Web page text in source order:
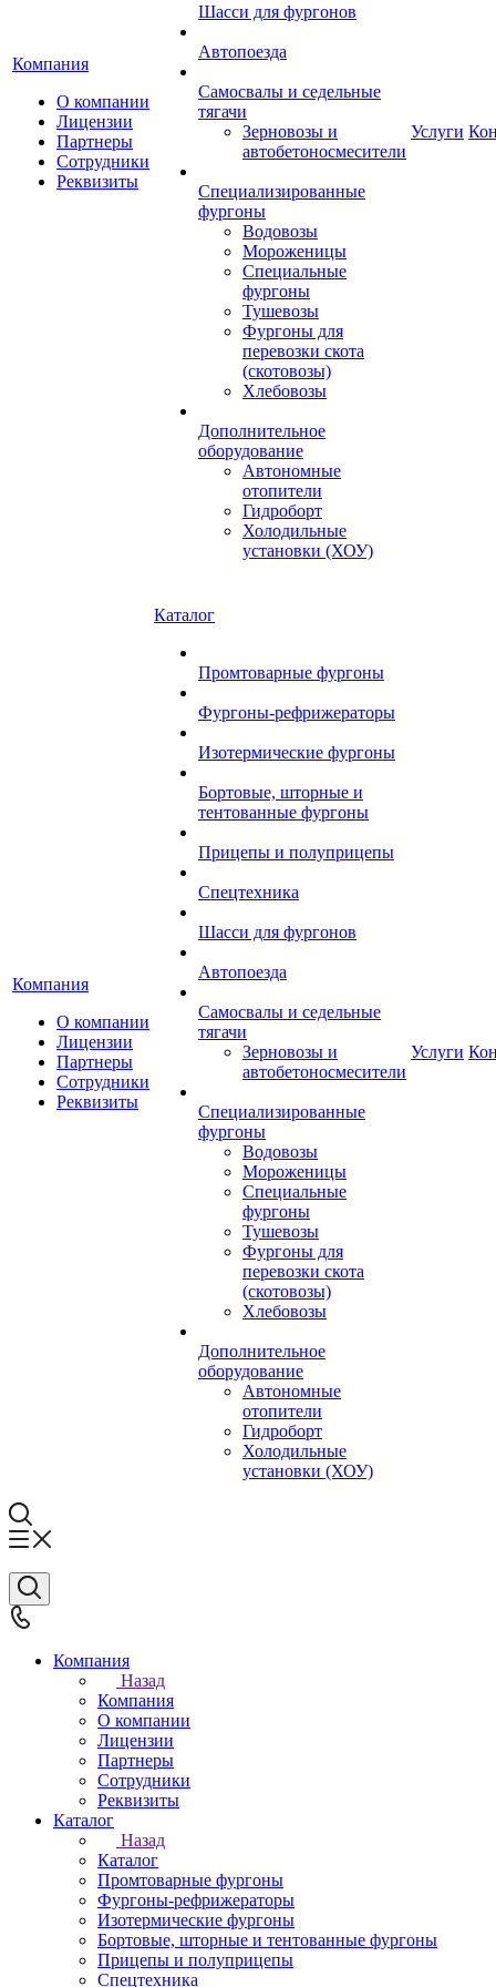
Компания
О компании
Лицензии
Партнеры
Сотрудники
Реквизиты
Шасси для фургонов
Автопоезда
Самосвалы и седельные
тягачи
Зерновозы и
автобетоносмесители
Специализированные
фургоны
Водовозы
Мороженицы
Специальные
фургоны
Тушевозы
Фургоны для
перевозки скота
(скотовозы)
Хлебовозы
Дополнительное
оборудование
Автономные
отопители
Гидроборт
Холодильные
установки (ХОУ)
Услуги
Компания
О компании
Лицензии
Партнеры
Сотрудники
Реквизиты
Каталог
Промтоварные фургоны
Фургоны-рефрижераторы
Изотермические фургоны
Бортовые, шторные и
тентованные фургоны
Прицепы и полуприцепы
Спецтехника
Шасси для фургонов
Автопоезда
Самосвалы и седельные
тягачи
Зерновозы и
автобетоносмесители
Специализированные
фургоны
Водовозы
Мороженицы
Специальные
фургоны
Тушевозы
Фургоны для
перевозки скота
(скотовозы)
Хлебовозы
Дополнительное
оборудование
Автономные
отопители
Гидроборт
Холодильные
установки (ХОУ)
Услуги
Компания
Назад
Компания
О компании
Лицензии
Партнеры
Сотрудники
Реквизиты
Каталог
Назад
Каталог
Промтоварные фургоны
Фургоны-рефрижераторы
Изотермические фургоны
Бортовые, шторные и тентованные фургоны
Прицепы и полуприцепы
Спецтехника